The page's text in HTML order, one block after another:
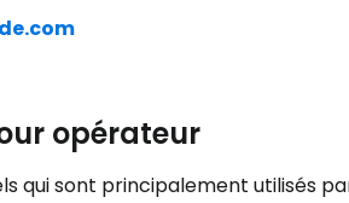
opérateur
qui sont principalement utilisés